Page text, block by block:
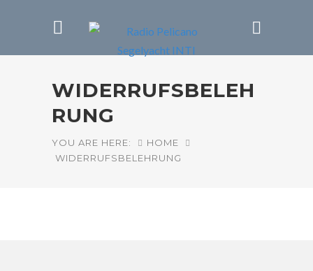
WIDERRUFSBELEH
RUNG
YOU ARE HERE:
HOME
WIDERRUFSBELEHRUNG